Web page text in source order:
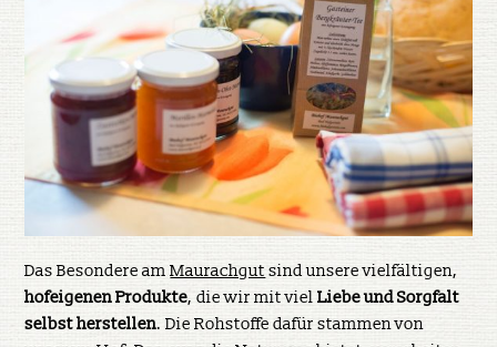
Das Besondere amMaurachgut sind unsere vielfältigen,
hofeigenen Produkte, die wir mit vielLiebe und Sorgfalt
selbst herstellen. Die Rohstoffe dafür stammen von